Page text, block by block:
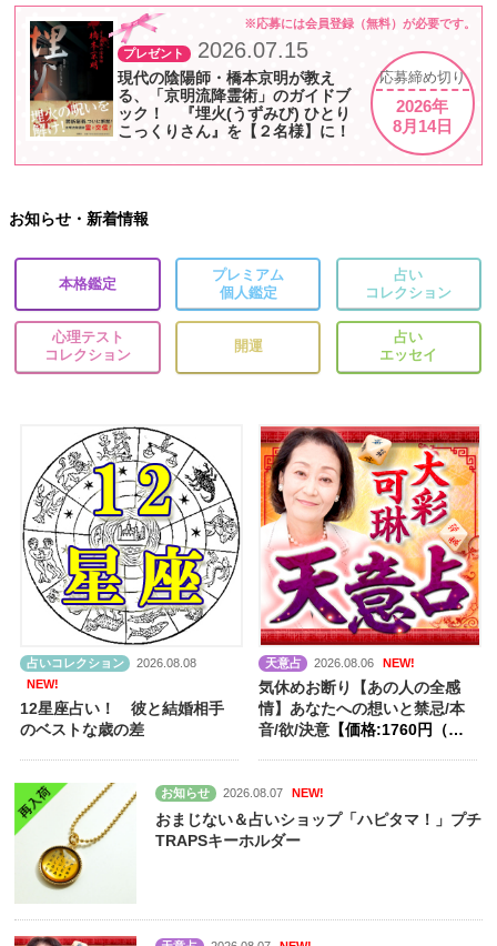
※応募には会員登録（無料）が必要です。
プレゼント 2026.07.15
現代の陰陽師・橋本京明が教え
る、「京明流降霊術」のガイドブ
ック！ 『埋火(うずみび) ひとり
こっくりさん』を【２名様】に！
応募締め切り
2026年
8月14日
お知らせ・新着情報
本格鑑定
プレミアム
個人鑑定
占い
コレクション
心理テスト
コレクション
開運
占い
エッセイ
占いコレクション
2026.08.08
NEW!
12星座占い！ 彼と結婚相手
のベストな歳の差
天意占 2026.08.06 NEW!
気休めお断り【あの人の全感
情】あなたへの想いと禁忌/本
音/欲/決意【価格:1760円（税
お知らせ 2026.08.07 NEW!
おまじない＆占いショップ「ハピタマ！」プチ
TRAPSキーホルダー